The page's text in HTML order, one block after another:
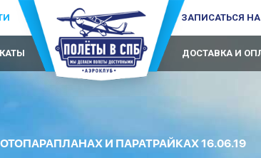
ЗАПИСАТЬСЯ
ДОСТАВКА И
И ПАРАТРАЙКАХ 16.06.19